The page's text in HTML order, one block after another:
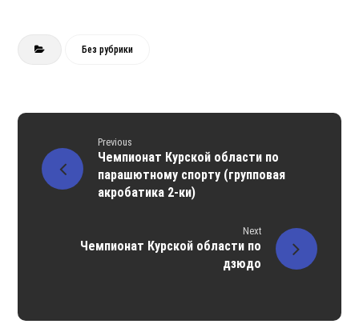
Без рубрики
Previous
Чемпионат Курской области по
парашютному спорту (групповая
акробатика 2-ки)
Next
Чемпионат Курской области по
дзюдо